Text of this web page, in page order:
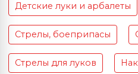
Детские луки и арбалеты
Стрелы, боеприпасы
Стрелы для луков